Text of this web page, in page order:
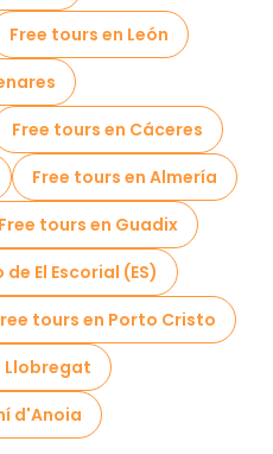
de Barcelona
en Barcelona
Free tours en León
Free tours en Cáceres
Free tours en Almería
Free tours en Guadix
El Escorial (ES)
tours en Porto Cristo
Llobregat
d'Anoia